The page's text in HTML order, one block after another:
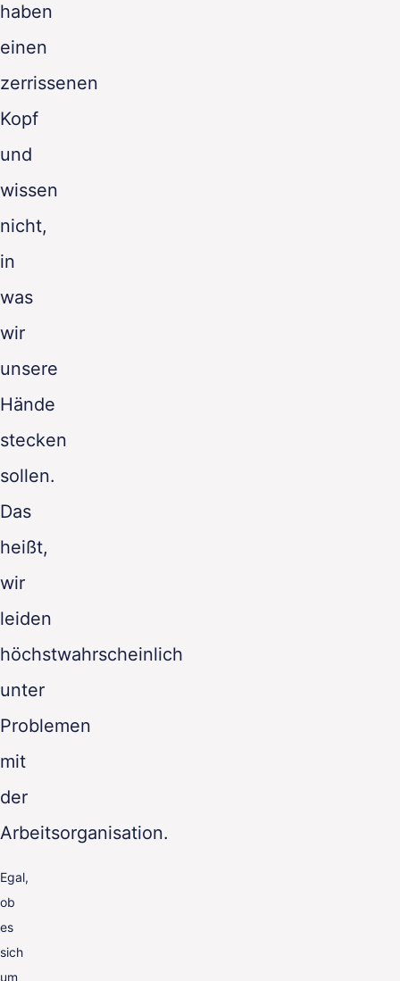
haben
einen
zerrissenen
Kopf
und
wissen
nicht,
in
was
wir
unsere
Hände
stecken
sollen.
Das
heißt,
wir
leiden
höchstwahrscheinlich
unter
Problemen
mit
der
Arbeitsorganisation.
Egal,
ob
es
sich
um